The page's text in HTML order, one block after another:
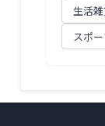
生活
スポ